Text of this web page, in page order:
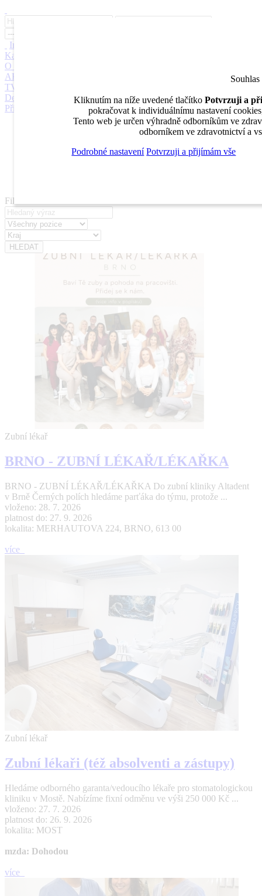
Inzerce
Kariérní poradenství
O nás
AKADEMIE
STOMATEAM
TV
DentalJobs.cz
menu search
Přihlásit
Pro inzerenty
Filtrovat
Zubní lékař
BRNO - ZUBNÍ LÉKAŘ/LÉKAŘKA
BRNO - ZUBNÍ LÉKAŘ/LÉKAŘKA Do zubní kliniky Altadent
v Brně Černých polích hledáme parťáka do týmu, protože ...
vloženo: 28. 7. 2026
platnost do: 27. 9. 2026
lokalita: MERHAUTOVA 224, BRNO, 613 00
více
Zubní lékař
Zubní lékaři (též absolventi a zástupy)
Hledáme odborného garanta/vedoucího lékaře pro stomatologickou
kliniku v Mostě. Nabízíme fixní odměnu ve výši 250 000 Kč ...
vloženo: 27. 7. 2026
platnost do: 26. 9. 2026
lokalita: MOST
mzda: Dohodou
více
Kliknutím na níže uvedené tlačítko Potvrzuji a
pokračovat k individuálnímu nastavení
Tento web je určen výhradně odborníkům ve
odborníkem ve zdravotnictví a
Podrobné nastavení Potvrzuji a přijímám vše